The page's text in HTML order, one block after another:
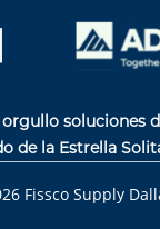
soluciones
de la Estrella
Fissco Supply